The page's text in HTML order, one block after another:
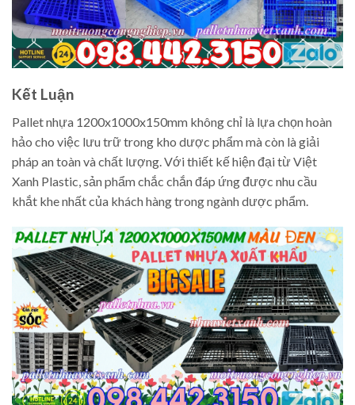
Kết Luận
Pallet nhựa 1200x1000x150mm không chỉ là lựa chọn hoàn
hảo cho việc lưu trữ trong kho dược phẩm mà còn là giải
pháp an toàn và chất lượng. Với thiết kế hiện đại từ Việt
Xanh Plastic, sản phẩm chắc chắn đáp ứng được nhu cầu
khắt khe nhất của khách hàng trong ngành dược phẩm.